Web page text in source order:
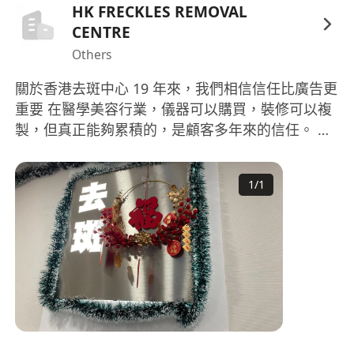
HK FRECKLES REMOVAL
CENTRE
Others
關於香港去斑中心 19 年來，我們相信信任比廣告更
重要 在醫學美容行業，儀器可以購買，裝修可以複
製，但真正能夠累積的，是顧客多年來的信任。 香
全、專業、誠信」為核心理念，專注於醫學美容及
激光治療，為不同年齡及不同皮膚需要的顧客提供
個人化療程。 十九年來，我們已服務超過 21,000
位顧客，而根據公開紀錄，多年來涉及本公司的消
費者委員會正式投訴僅 14 宗,拜拜我們深信，真正
令顧客一次又一次回來的，不是廣告，而是療效、
誠信及口碑。 我們相信，每位顧客的皮膚狀況都不
同，因此我們配備多款國際知名醫學美容設備，包
括： 755 Alexandrite 激光 Pico Discovery 1064 皮
1/1